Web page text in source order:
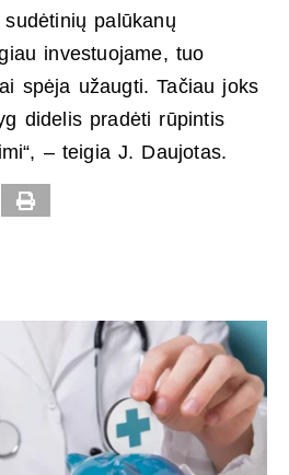
palūkanų
investuojame, tuo
spėja užaugti. Tačiau joks
didelis pradėti rūpintis
– teigia J. Daujotas.